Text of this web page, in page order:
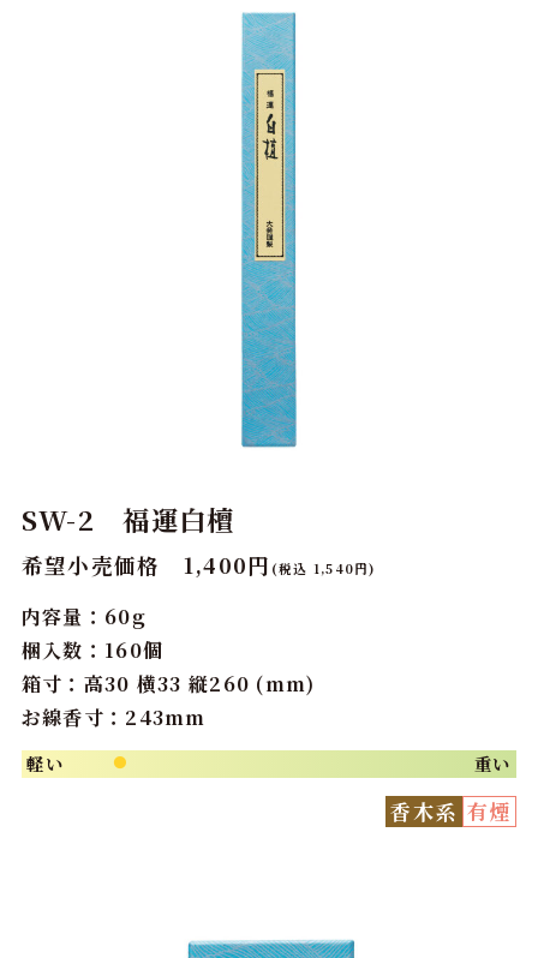
SW-2 福運白檀
希望小売価格 1,400円 (税込 1,540円)
内容量：60g
梱入数：160個
箱寸：高30 横33 縦260 (mm)
お線香寸：243mm
軽い ● 重い
香木系 有煙